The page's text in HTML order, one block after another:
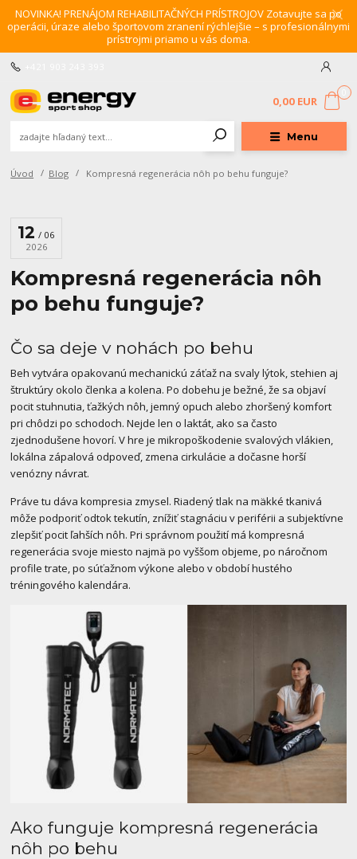
NOVINKA! PRENÁJOM REHABILITAČNÝCH PRÍSTROJOV Zotavujte sa po
operácii, úraze alebo športovom zranení rýchlejšie – s profesionálnymi
prístrojmi priamo u vás doma.
Menu
0,00 EUR
Úvod Blog Kompresná regenerácia nôh po behu funguje?
12
06
2026
Kompresná regenerácia nôh
po behu funguje?
Čo sa deje v nohách po behu
Beh vytvára opakovanú mechanickú záťaž na svaly lýtok, stehien aj
štruktúry okolo členka a kolena. Po dobehu je bežné, že sa objaví
pocit stuhnutia, ťažkých nôh, jemný opuch alebo zhoršený komfort
pri chôdzi po schodoch. Nejde len o laktát, ako sa často
zjednodušene hovorí. V hre je mikropoškodenie svalových vlákien,
lokálna zápalová odpoveď, zmena cirkulácie a dočasne horší
venózny návrat.
Práve tu dáva kompresia zmysel. Riadený tlak na mäkké tkanivá
môže podporiť odtok tekutín, znížiť stagnáciu v periférii a subjektívne
zlepšiť pocit ľahších nôh. Pri správnom použití má kompresná
regenerácia svoje miesto najmä po vyššom objeme, po náročnom
profile trate, po súťažnom výkone alebo v období hustého
tréningového kalendára.
Ako funguje kompresná regenerácia
nôh po behu